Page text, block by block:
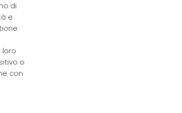
di
e
loro
o
con